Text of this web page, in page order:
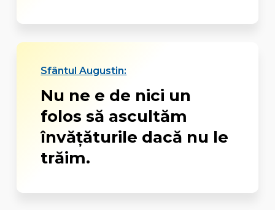
Sfântul Augustin:
Nu ne e de nici un
folos să ascultăm
învăţăturile dacă nu le
trăim.